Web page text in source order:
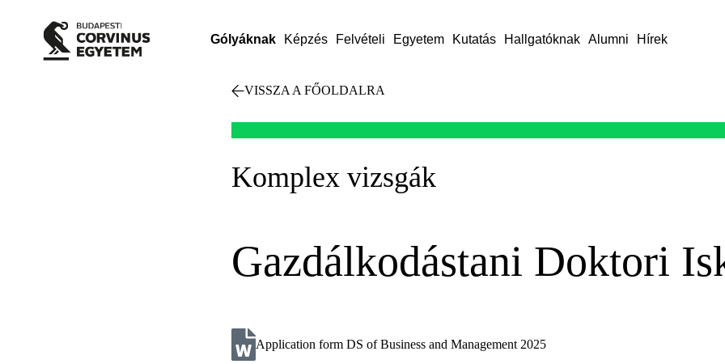
Gólyáknak Képzés Felvételi Egyetem Kutatás Hallgatóknak Alumni Hírek
VISSZA A FŐOLDALRA
Komplex vizsgák
Gazdálkodástani Doktori
Application form DS of Business and Management 2025